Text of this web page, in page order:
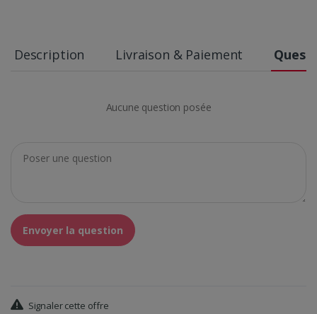
Description Livraison & Paiement
Aucune question posée
Envoyer la question
Signaler cette offre